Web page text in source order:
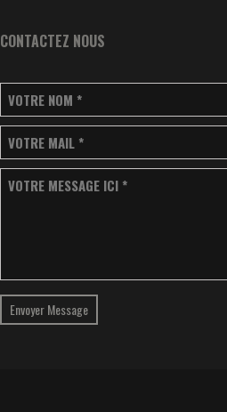
CONTACTEZ NOUS
VOTRE NOM *
VOTRE MAIL *
VOTRE MESSAGE ICI *
Envoyer Message